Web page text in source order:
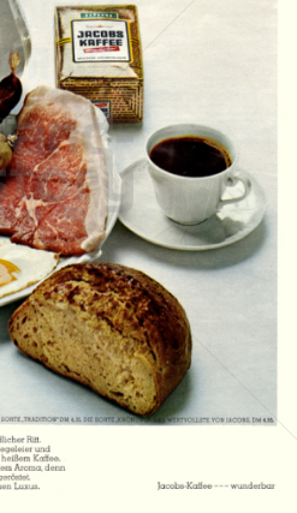
Kraft Foods 1967